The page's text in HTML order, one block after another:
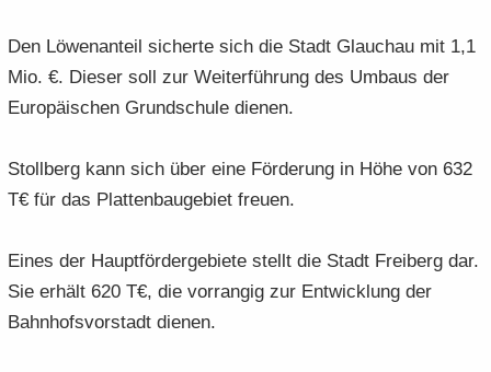
Den Lö­wen­an­teil si­cher­te sich die Stadt Glauch­au mit 1,1
Mio. €. Die­ser soll zur Wei­ter­füh­rung des Um­baus der
Eu­ro­päi­schen Grund­schu­le die­nen.
Stoll­berg kann sich über eine För­de­rung in Höhe von 632
T€ für das Plat­ten­bau­ge­biet freu­en.
Eines der Haupt­för­der­ge­bie­te stellt die Stadt Frei­berg dar.
Sie er­hält 620 T€, die vor­ran­gig zur Ent­wick­lung der
Bahn­hofs­vor­stadt die­nen.